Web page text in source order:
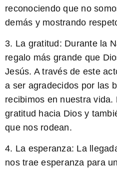
reconociendo que no
demás y mostrando
3. La gratitud: Durante la
regalo más grande que
Jesús. A través de este
a ser agradecidos por las
recibimos en nuestra vida.
gratitud hacia Dios y
que nos rodean.
4. La esperanza: La
nos trae esperanza para